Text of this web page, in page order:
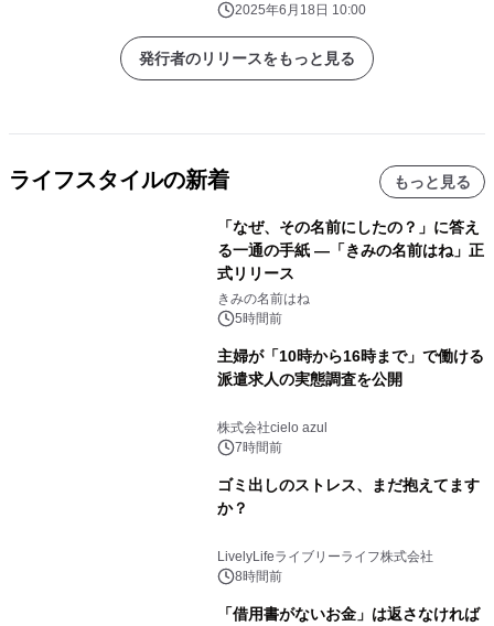
験あり
2025年6月18日 10:00
発行者のリリースをもっと見る
ライフスタイルの新着 もっと見る
「なぜ、その名前にしたの？」に答え
る一通の手紙 ―「きみの名前はね」正
式リリース
きみの名前はね
5時間前
主婦が「10時から16時まで」で働ける
派遣求人の実態調査を公開
株式会社cielo azul
7時間前
ゴミ出しのストレス、まだ抱えてます
か？
LivelyLifeライブリーライフ株式会社
8時間前
「借用書がないお金」は返さなければ